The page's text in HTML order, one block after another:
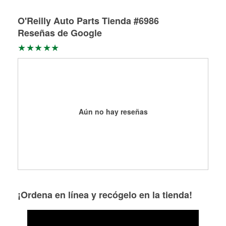
O'Reilly Auto Parts Tienda #6986
Reseñas de Google
Aún no hay reseñas
¡Ordena en línea y recógelo en la tienda!